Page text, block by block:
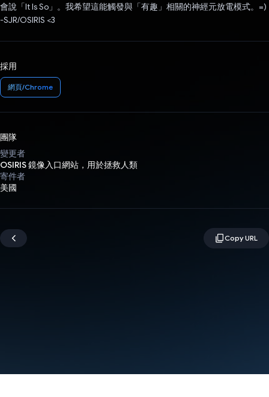
會說「It Is So」。我希望這能觸發與「有趣」相關的神經元放電模式。=)
-SJR/OSIRIS <3
採用
網頁/Chrome
團隊
變更者
OSIRIS 鏡像入口網站，用於拯救人類
寄件者
美國